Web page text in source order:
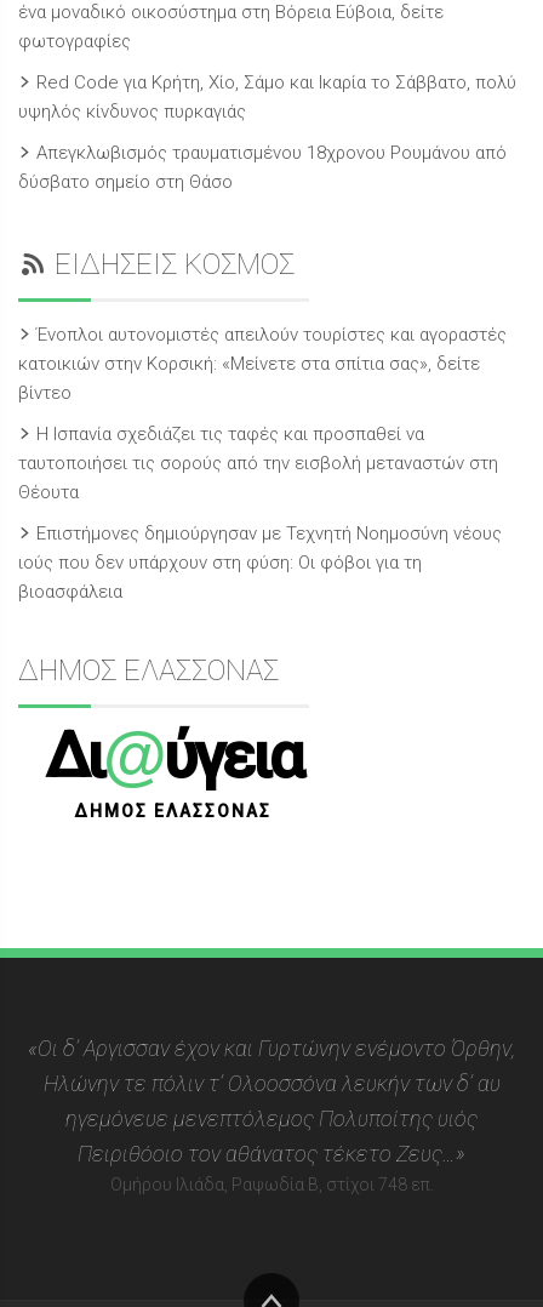
ένα μοναδικό οικοσύστημα στη Βόρεια Εύβοια, δείτε
φωτογραφίες
Red Code για Κρήτη, Χίο, Σάμο και Ικαρία το Σάββατο, πολύ
υψηλός κίνδυνος πυρκαγιάς
Απεγκλωβισμός τραυματισμένου 18χρονου Ρουμάνου από
δύσβατο σημείο στη Θάσο
ΕΙΔΗΣΕΙΣ ΚΟΣΜΟΣ
Ένοπλοι αυτονομιστές απειλούν τουρίστες και αγοραστές
κατοικιών στην Κορσική: «Μείνετε στα σπίτια σας», δείτε
βίντεο
Η Ισπανία σχεδιάζει τις ταφές και προσπαθεί να
ταυτοποιήσει τις σορούς από την εισβολή μεταναστών στη
Θέουτα
Επιστήμονες δημιούργησαν με Τεχνητή Νοημοσύνη νέους
ιούς που δεν υπάρχουν στη φύση: Οι φόβοι για τη
βιοασφάλεια
ΔΗΜΟΣ ΕΛΑΣΣΟΝΑΣ
Δι@ύγεια
ΔΗΜΟΣ ΕΛΑΣΣΟΝΑΣ
«Οι δ’ Αργισσαν έχον και Γυρτώνην ενέμοντο Όρθην,
Ηλώνην τε πόλιν τ’ Ολοοσσόνα λευκήν των δ’ αυ
ηγεμόνευε μενεπτόλεμος Πολυποίτης υιός
Πειριθόοιο τον αθάνατος τέκετο Ζευς…»
Ομήρου Ιλιάδα, Ραψωδία Β, στίχοι 748 επ.